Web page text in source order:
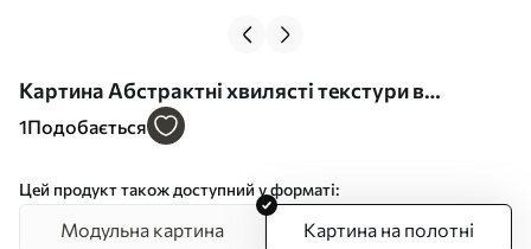
Картина Абстрактні хвилясті текстури в
природних відтінках, зокрема теракота,
1Подобається
Цей продукт також доступний у форматі:
Модульна картина Картина на полотні